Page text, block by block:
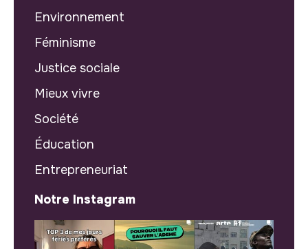
Environnement
Féminisme
Justice sociale
Mieux vivre
Société
Éducation
Entrepreneuriat
Notre Instagram